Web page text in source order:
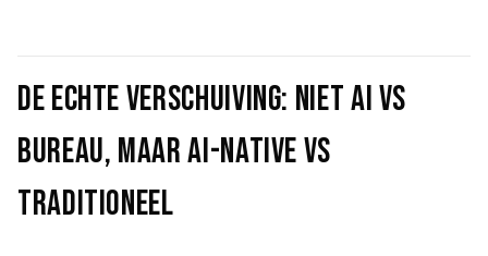
De echte verschuiving: niet AI vs
bureau, maar AI-native vs
traditioneel